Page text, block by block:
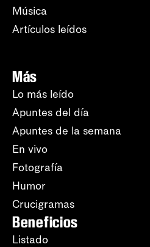
Música
Artículos leídos
Más
Lo más leído
Apuntes del día
Apuntes de la semana
En vivo
Fotografía
Humor
Crucigramas
Beneficios
Listado